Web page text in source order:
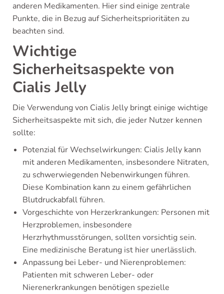
anderen Medikamenten. Hier sind einige zentrale
Punkte, die in Bezug auf Sicherheitsprioritäten zu
beachten sind.
Wichtige
Sicherheitsaspekte von
Cialis Jelly
Die Verwendung von Cialis Jelly bringt einige wichtige
Sicherheitsaspekte mit sich, die jeder Nutzer kennen
sollte:
Potenzial für Wechselwirkungen: Cialis Jelly kann
mit anderen Medikamenten, insbesondere Nitraten,
zu schwerwiegenden Nebenwirkungen führen.
Diese Kombination kann zu einem gefährlichen
Blutdruckabfall führen.
Vorgeschichte von Herzerkrankungen: Personen mit
Herzproblemen, insbesondere
Herzrhythmusstörungen, sollten vorsichtig sein.
Eine medizinische Beratung ist hier unerlässlich.
Anpassung bei Leber- und Nierenproblemen:
Patienten mit schweren Leber- oder
Nierenerkrankungen benötigen spezielle